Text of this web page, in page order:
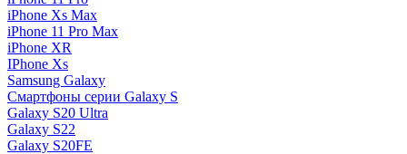
iPhone Xs Max
iPhone 11 Pro Max
iPhone XR
IPhone Xs
Samsung Galaxy
Смартфоны серии Galaxy S
Galaxy S20 Ultra
Galaxy S22
Galaxy S20FE